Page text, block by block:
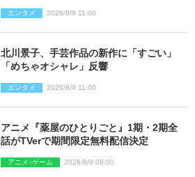
エンタメ 2026/8/9 11:00
北川景子、手芸作品の新作に「すごい」
「めちゃオシャレ」反響
エンタメ 2026/8/9 11:00
アニメ『薬屋のひとりごと』1期・2期全
話がTVerで期間限定無料配信決定
アニメ･ゲーム 2026/8/9 09:00